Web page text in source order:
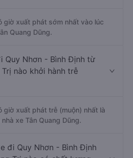
giờ xuất phát sớm nhất vào lúc
Quang Dũng.
Quy Nhơn - Bình Định từ
nào khởi hành trễ
giờ xuất phát trễ (muộn) nhất là
xe Tân Quang Dũng.
đi Quy Nhơn - Bình Định